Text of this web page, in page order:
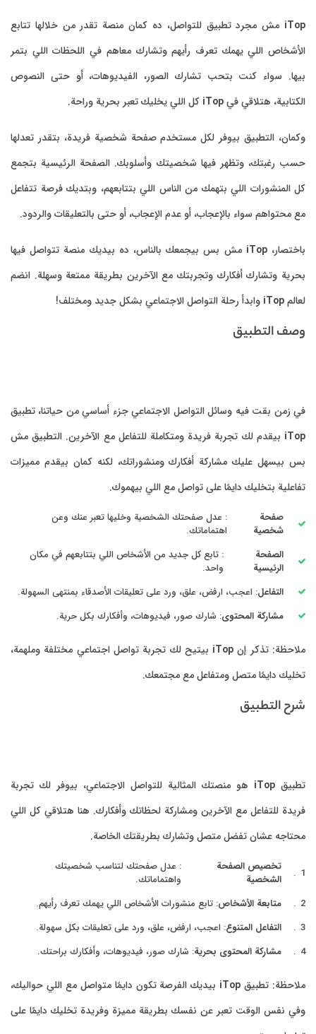
iTop مش مجرد تطبيق للتواصل، ده كمان منصة تقدر من خلالها تتابع
الأشخاص اللي يهمك تعرف رأيهم وتشارك معاهم في اللحظات اللي بتمر
بيها. سواء كنت بتحب تشارك الصور، الفيديوهات، أو حتى النصوص
الكتابية، هتلاقي فيiTop كل اللي يخليك تعبر بحرية وراحة.
وكمان، التطبيق بيوفر لكل مستخدم صفحة شخصية فريدة، بتقدر تعدلها
حسب رغبتك، وتظهر فيها شخصيتك وأسلوبك. الصفحة الرئيسية بتجمع
كل المنشورات اللي بتهمك من الناس اللي بتتابعهم، وبتديك فرصة تتفاعل
مع محتواهم سواء بالإعجاب، أو عدم الإعجاب، أو حتى بالتعليقات والردود.
باختصار،iTop مش بس بيجمعك بالناس، ده بيديك منصة تتواصل فيها
بحرية وتشارك أفكارك وتجربتك مع الآخرين بطريقة ممتعة وسهلة. انضم
لعالمiTop وابدأ رحلة التواصل الاجتماعي بشكل جديد ومختلف!
وصف التطبيق
في زمن بقت فيه وسائل التواصل الاجتماعي جزء أساسي من حياتنا، تطبيق
iTop بيقدم لك تجربة فريدة ومتكاملة للتفاعل مع الآخرين. التطبيق مش
بس بيسهل عليك مشاركة أفكارك ومنشوراتك، لكنه كمان بيقدم مميزات
تفاعلية بتخليك دايمًا على تواصل مع اللي بيهموك.
صفحة
شخصية
: عدل صفحتك الشخصية وخليها تعبر عنك وعن
اهتماماتك.
الصفحة
الرئيسية
: تابع كل جديد من الأشخاص اللي بتتابعهم في مكان
واحد.
التفاعل: اعجب، ارفض، علق، ورد على تعليقات الأصدقاء بمنتهى السهولة.
مشاركة المحتوى: شارك صور، فيديوهات، وأفكارك بكل حرية.
ملاحظة: تذكر إن iTop بيتيح لك تجربة تواصل اجتماعي مختلفة وملهمة،
تخليك دايمًا متصل ومتفاعل مع مجتمعك.
شرح التطبيق
تطبيق iTop هو منصتك المثالية للتواصل الاجتماعي، بيوفر لك تجربة
فريدة للتفاعل مع الآخرين ومشاركة لحظاتك وأفكارك. هنا هتلاقي كل اللي
محتاجه عشان تفضل متصل وتشارك بطريقتك الخاصة.
تخصيص الصفحة
الشخصية
: عدل صفحتك لتناسب شخصيتك
واهتماماتك.
متابعة الأشخاص: تابع منشورات الأشخاص اللي يهمك تعرف رأيهم.
التفاعل المتنوع: اعجب، ارفض، علق، ورد على تعليقات بكل سهولة.
مشاركة المحتوى بحرية: شارك صور، فيديوهات، وأفكارك براحتك.
ملاحظة: تطبيق iTop بيديك الفرصة تكون دايمًا متواصل مع اللي حواليك،
وفي نفس الوقت تعبر عن نفسك بطريقة مميزة وفريدة تخليك دايمًا على